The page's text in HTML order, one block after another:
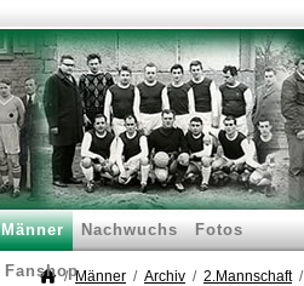
Männer Nachwuchs Fotos
FanshopMänner Archiv 2.Mannschaft